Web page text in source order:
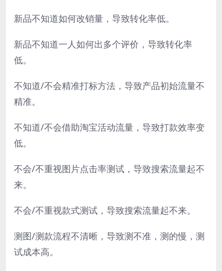
新品不知道如何改销量，导致转化率低。
新品不知道一人如何出多个评价，导致转化率
低。
不知道/不会精准打标方法，导致产品初始流量不
精准。
不知道/不会借助淘宝活动流量，导致打款效率变
低。
不会/不重视图片点击率测试，导致搜索流量起不
来。
不会/不重视款式测试，导致搜索流量起不来。
测图/测款流程不清晰，导致测不准，测的慢，测
试成本高。